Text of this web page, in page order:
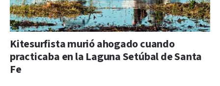
Kitesurfista murió ahogado cuando
practicaba en la Laguna Setúbal de Santa
Fe